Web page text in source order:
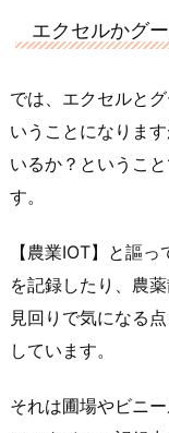
エクセルかグ
では、エクセルと
いうことになりま
いるか？というこ
す。
【農業IOT】と謳
を記録したり、農
見回りで気になる
しています。
それは圃場やビニ